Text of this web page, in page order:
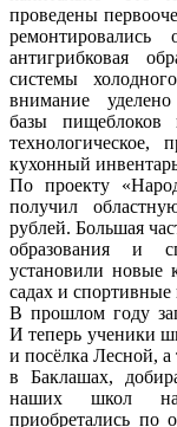
проведены
антигрибковая
системы
внимание уделено
базы пищеблоков
технологическое,
кухонный
По проекту
получил
рублей. Большая
образования и
установили новые
садах и спортивные
В прошлом году
И теперь ученики
и посёлка Лесной,
в Баклашах,
наших школ
приобретались по